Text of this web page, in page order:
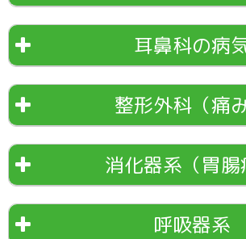
耳鼻科の病
整形外科（痛み
消化器系（胃腸
呼吸器系